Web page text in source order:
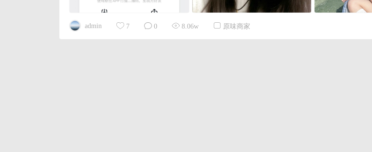
admin 7 0 8.06w 原味商家